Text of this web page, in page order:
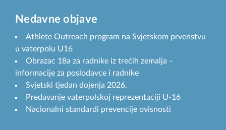
Nedavne objave
Athlete Outreach program na Svjetskom prvenstvu
u vaterpolu U16
Obrazac 18a za radnike iz trećih zemalja –
informacije za poslodavce i radnike
Svjetski tjedan dojenja 2026.
Predavanje vaterpolskoj reprezentaciji U-16
Nacionalni standardi prevencije ovisnosti